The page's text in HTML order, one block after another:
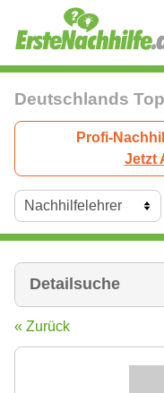
Deutschlands
Profi-
Jetzt
Detailsuche
« Zurück